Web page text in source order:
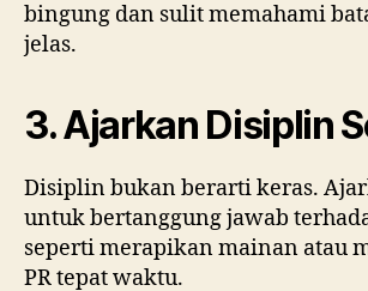
bingung dan sulit memahami
jelas.
3. Ajarkan Disiplin
Disiplin bukan berarti keras.
untuk bertanggung jawab
seperti merapikan mainan atau
PR tepat waktu.